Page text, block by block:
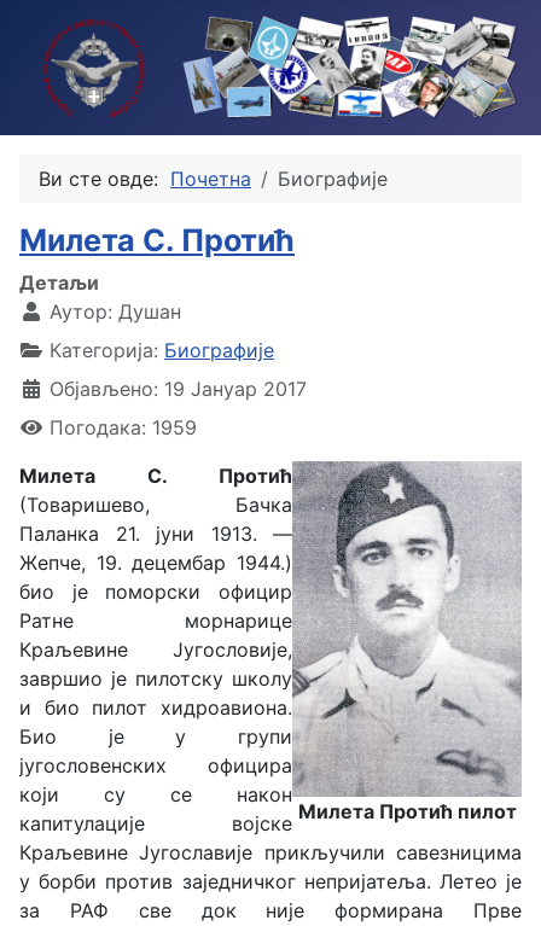
Ви сте овде: Почетна Биографије
Милета С. Протић
Детаљи
Аутор: Душан
Категорија: Биографије
Објављено: 19 Јануар 2017
Погодака: 1959
Милета Протић пилот
Милета С. Протић
(Товаришево, Бачка
Паланка 21. јуни 1913. —
Жепче, 19. децембар 1944.)
био је поморски официр
Ратне морнарице
Краљевине Југословије,
завршио је пилотску школу
и био пилот хидроавиона.
Био је у групи
југословенских официра
који су се након
капитулације војске
Краљевине Југославије прикључили савезницима
у борби против заједничког непријатеља. Летео је
за РАФ све док није формирана Прве